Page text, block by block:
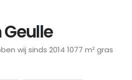
wij sinds 2014 1077 m² gras